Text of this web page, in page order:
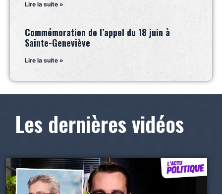
Lire la suite »
Commémoration de l’appel du 18 juin à
Sainte-Geneviève
Lire la suite »
Les dernières vidéos